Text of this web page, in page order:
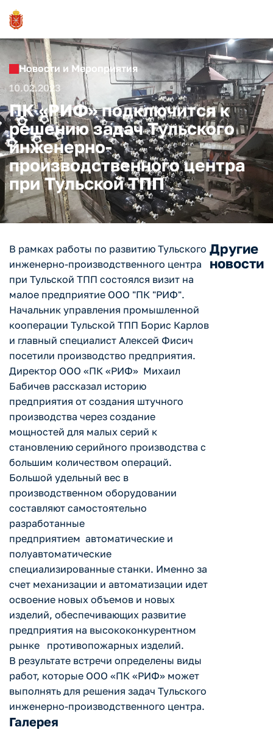
Новости и Мероприятия
10.02.2023
ПК «РИФ» подключится к
решению задач Тульского
инженерно-
производственного центра
при Тульской ТПП
В рамках работы по развитию Тульского
инженерно-производственного центра
при Тульской ТПП состоялся визит на
малое предприятие ООО "ПК "РИФ".
Начальник управления промышленной
кооперации Тульской ТПП Борис Карлов
и главный специалист Алексей Фисич
посетили производство предприятия.
Директор ООО «ПК «РИФ» Михаил
Бабичев рассказал историю
предприятия от создания штучного
производства через создание
мощностей для малых серий к
становлению серийного производства с
большим количеством операций.
Большой удельный вес в
производственном оборудовании
составляют самостоятельно
разработанные
предприятием автоматические и
полуавтоматические
специализированные станки. Именно за
счет механизации и автоматизации идет
освоение новых объемов и новых
изделий, обеспечивающих развитие
предприятия на высококонкурентном
рынке противопожарных изделий.
В результате встречи определены виды
работ, которые ООО «ПК «РИФ» может
выполнять для решения задач Тульского
инженерно-производственного центра.
Галерея
Другие
новости